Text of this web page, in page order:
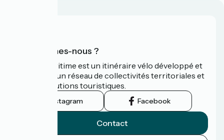
Qui sommes-nous ?
La Vélomaritime est un itinéraire vélo développé et
promu par un réseau de collectivités territoriales et
leurs institutions touristiques.
Instagram Facebook
Contact